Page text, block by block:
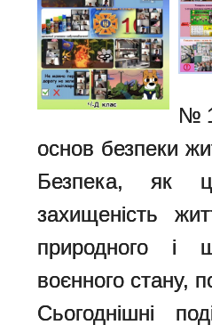
основ безпеки
Безпека, як
захищеність
природного і
воєнного стану,
Сьогоднішні